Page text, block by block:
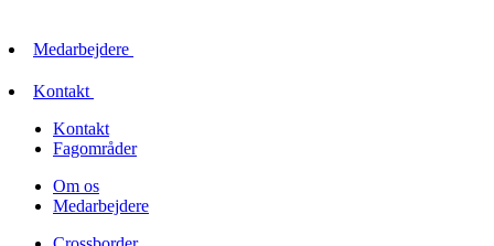
Medarbejdere
Kontakt
Kontakt
Fagområder
Om os
Medarbejdere